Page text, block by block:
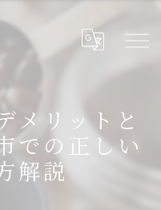
メリットと
での正しい
解説